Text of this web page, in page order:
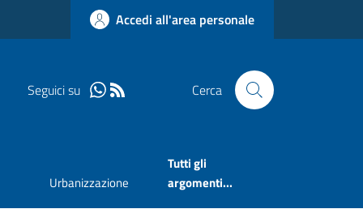
Accedi all'area personale
Seguici su Cerca
Urbanizzazione
Tutti gli
argomenti...